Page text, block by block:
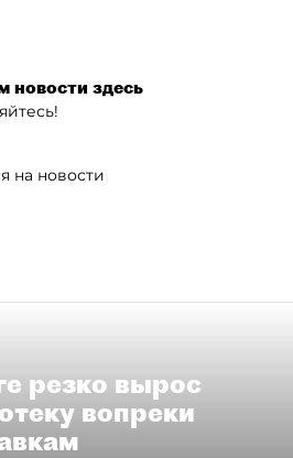
новости здесь
на новости
резко вырос
вопреки